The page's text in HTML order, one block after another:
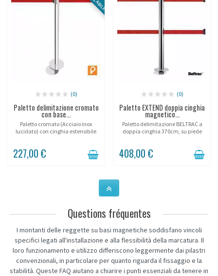
(0)
Paletto delimitazione cromato
con base...
Paletto cromato (Acciaio inox
lucidato) con cinghia estensibile
227,00 €
(0)
Paletto EXTEND doppia cinghia
magnetico...
Paletto delimitazione BELTRAC a
doppia cinghia 370cm, su piede
408,00 €
Questions fréquentes
I montanti delle reggette su basi magnetiche soddisfano vincoli
specifici legati all'installazione e alla flessibilità della marcatura. Il
loro funzionamento e utilizzo differiscono leggermente dai pilastri
convenzionali, in particolare per quanto riguarda il fissaggio e la
stabilità. Queste FAQ aiutano a chiarire i punti essenziali da tenere in